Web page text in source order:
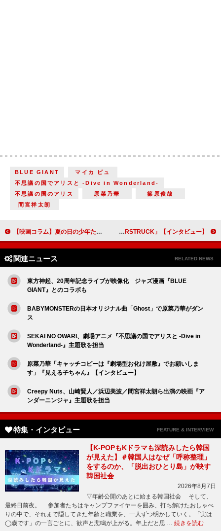
BLUE GIANT
マイカ ピュ
不思議の国でアリスと -Dive in Wonderland-
不思議の国のアリス
原菜乃華
篠原俊哉
間宮祥太朗
【映画コラム】夏の日の少年たちが頑張る映画『ベスト・キッド：レジェンズ』『蔵のある街』『海辺へ行く道』 小池栄子、45歳を目前に控えて見据える未来「小池栄子が出ているから見てみようかなと思ってもらえる存在でいたい」 劇団☆新感線「爆烈忠臣蔵〜桜吹雪 THUNDERSTRUCK」【インタビュー】
関連ニュース RELATED NEWS
東方神起、20周年記念ライブが映像化 ジャズ漫画『BLUE
GIANT』とのコラボも
BABYMONSTERの日本オリジナル曲「Ghost」で原菜乃華がダン
ス
SEKAI NO OWARI、劇場アニメ『不思議の国でアリスと -Dive in
Wonderland-』主題歌を担当
原菜乃華「キャッチコピーは『劇場型お化け屋敷』でお願いしま
す」『見える子ちゃん』【インタビュー】
Creepy Nuts、山崎賢人／浜辺美波／間宮祥太朗ら出演の映画『ア
ンダーニンジャ』主題歌を担当
特集・インタビュー FEATURE & INTERVIEW
【K-POPもKドラマも深読みしたら韓国
が見えた】＃韓国人はなぜ「呼称整理」
をするのか、「脱出おひとり島」が映す
韓国社会
2026年8月7日
▽年齢公開のあとに始まる韓国社会 そして、
最終日前夜。 参加者たちはキャンプファイヤーを囲み、打ち解けたおしゃべ
りの中で、それまで隠してきた年齢と職業を、一人ずつ明かしていく。「実は
◯歳です」の一言ごとに、歓声と悲鳴が上がる。年上だと思 … 続きを読む